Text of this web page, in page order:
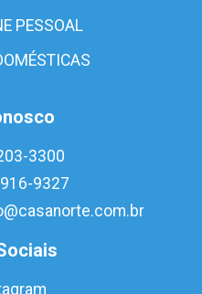
PESSOAL
3300
9327